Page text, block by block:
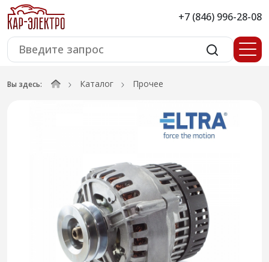
+7 (846) 996-28-08
Вы здесь: Каталог Прочее